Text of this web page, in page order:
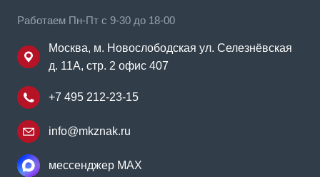
Работаем Пн-Пт с 9-30 до 18-00
Москва, м. Новослободская ул. Селезнёвская
д. 11А, стр. 2 офис 407
+7 495 212-23-15
info@mkznak.ru
мессенджер MAX